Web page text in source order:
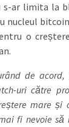
ar limita la
nucleul
o
de
uri către
mare și
fi nevoie